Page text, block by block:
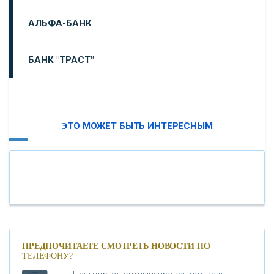
АЛЬФА-БАНК
БАНК "ТРАСТ"
«БАНК САНКТ-ПЕТЕРБУРГ»
«ПРОМСВЯЗЬБАНК»
ЭТО МОЖЕТ БЫТЬ ИНТЕРЕСНЫМ
ПРЕДПОЧИТАЕТЕ СМОТРЕТЬ НОВОСТИ ПО
ТЕЛЕФОНУ?